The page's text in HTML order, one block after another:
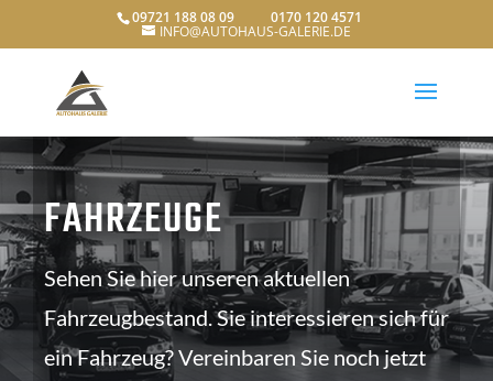
09721 188 08 09 0170 120 4571
INFO@AUTOHAUS-GALERIE.DE
FAHRZEUGE
Sehen Sie hier unseren aktuellen
Fahrzeugbestand. Sie interessieren sich für
ein Fahrzeug? Vereinbaren Sie noch jetzt